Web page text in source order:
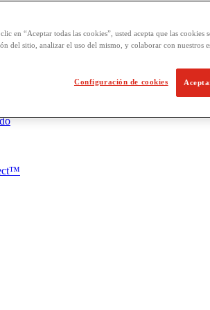
en “Aceptar todas las cookies”, usted acepta que las
del sitio, analizar el uso del mismo, y colaborar con nuestros
Configuración de cookies